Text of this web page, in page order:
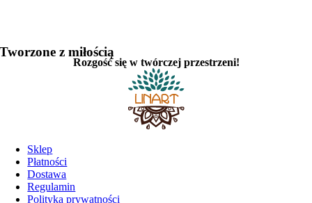
Tworzone z miłością
Rozgość się w twórczej przestrzeni!
Sklep
Płatności
Dostawa
Regulamin
Polityka prywatności